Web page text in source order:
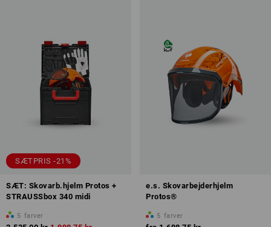
SÆTPRIS -21%
SÆT: Skovarb.hjelm Protos +
STRAUSSbox 340 midi
5 farver
e.s. Skovarbejderhjelm
Protos®
5 farver